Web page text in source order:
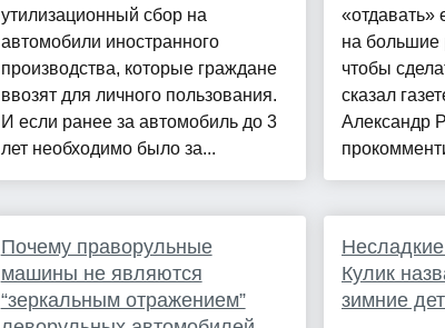
утилизационный сбор на
автомобили иностранного
производства, которые граждане
ввозят для личного пользования.
И если ранее за автомобиль до 3
лет необходимо было за...
Почему праворульные
машины не являются
“зеркальным отражением”
«отдавать»
на большие
чтобы
сказал
Александр
Кулик
зимние